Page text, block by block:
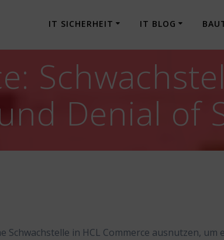
IT SICHERHEIT IT BLOG
Denial of
in HCL Commerce ausnutzen, um